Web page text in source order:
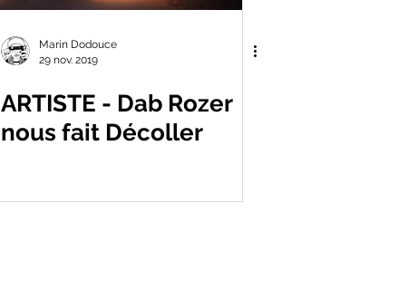
Marin Dodouce
29 nov. 2019
ARTISTE - Dab Rozer
nous fait Décoller